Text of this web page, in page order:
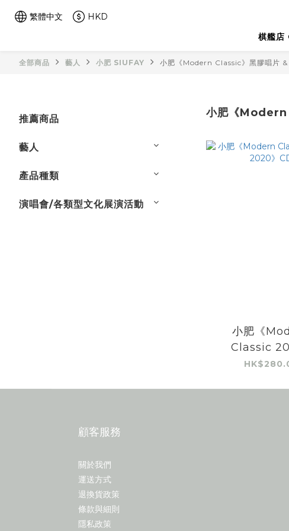
繁體中文
HKD
棋艦
全部商品 藝人 小肥 SIUFAY 小肥《Modern Classic》黑膠唱片
推薦商品
藝人
產品種類
演唱會/各類型文化展演活動
小肥《Modern
小肥《
Classic
2020》
顧客服務
關於我們
運送方式
退換貨政策
條款與細則
隱私政策